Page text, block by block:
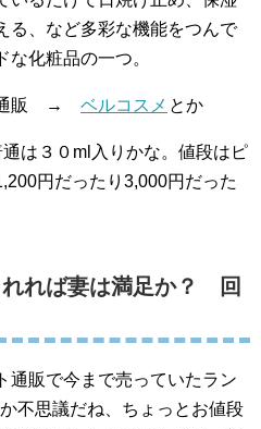
る、など多彩な機能をつんで
化粧品の一つ。
通販 → ベルコスメ とか
３０ml入りかな。値段はピ
円だったり3,000円だった
れば妻は満足か？ 回
通販で今まで売っていたラン
不思議だね、ちょっとお値段